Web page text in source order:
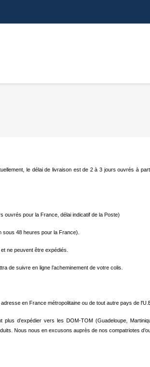
le délai de livraison est de 2 à 3 jours ouvrés à
ouvrés pour la France, délai indicatif de la Poste)
sous 48 heures pour la France).
ne peuvent être expédiés.
de suivre en ligne l’acheminement de votre colis.
en France métropolitaine ou de tout autre pays de
d’expédier vers les DOM-TOM (Guadeloupe,
Nous nous en excusons auprès de nos compatriotes